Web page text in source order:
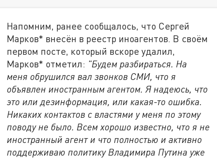
Напомним, ранее сообщалось, что Сергей
Марков* внесён в реестр иноагентов. В своём
первом посте, который вскоре удалил,
Марков* отметил: "Будем разбираться. На
меня обрушился вал звонков СМИ, что я
объявлен иностранным агентом. Я надеюсь, что
это или дезинформация, или какая-то ошибка.
Никаких контактов с властями у меня по этому
поводу не было. Всем хорошо известно, что я не
иностранный агент и что полностью и активно
поддерживаю политику Владимира Путина уже